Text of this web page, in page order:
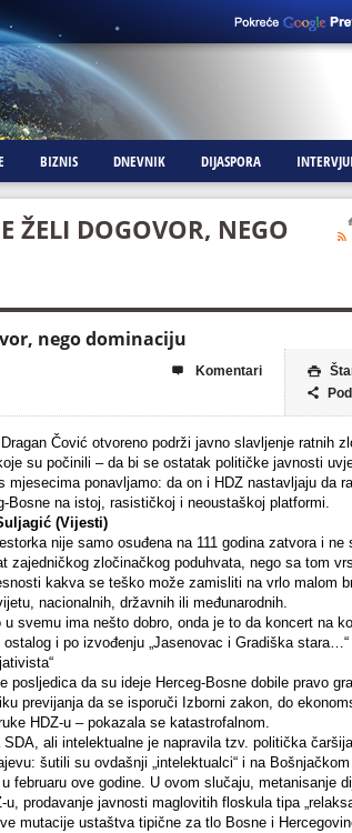
BIZNIS DNEVNIK DIJASPORA INTERVJUI
ŽELI DOGOVOR, NEGO

nego dominaciju


 Komentari
Čović otvoreno podrži javno slavljenje ratnih
su počinili – da bi se ostatak političke javnosti
mjesecima ponavljamo: da on i HDZ nastavljaju da
Bosne na istoj, rasističkoj i neoustaškoj platformi.
(Vijesti)
nije samo osuđena na 111 godina zatvora i ne
zajedničkog zločinačkog poduhvata, nego sa tom
kakva se teško može zamisliti na vrlo malom
nacionalnih, državnih ili međunarodnih.
u svemu ima nešto dobro, onda je to da koncert na
i po izvođenju „Jasenovac i Gradiška
da su ideje Herceg-Bosne dobile pravo
previjanja da se isporuči Izborni zakon, do
HDZ-u – pokazala se katastrofalnom.
ali intelektualne je napravila tzv. politička
šutili su ovdašnji „intelektualci“ i na
februaru ove godine. U ovom slučaju, metanisanje
prodavanje javnosti maglovitih floskula tipa
mutacije ustaštva tipične za tlo Bosne i